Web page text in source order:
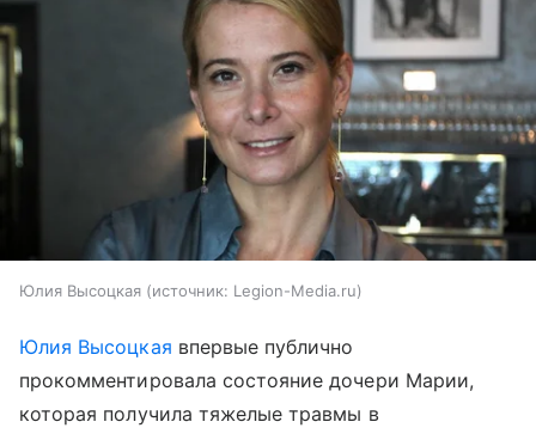
Юлия Высоцкая источник: Legion-Media.ru
Юлия Высоцкая впервые публично
прокомментировала состояние дочери Марии,
которая получила тяжелые травмы в